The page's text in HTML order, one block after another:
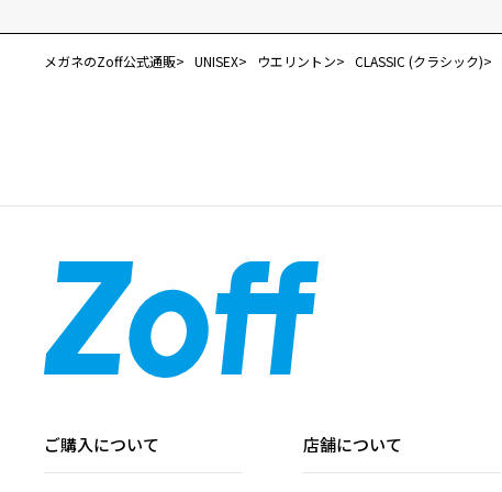
メガネのZoff公式通販 UNISEX ウエリントン CLASSIC (クラシック)
ご購入について 店舗について